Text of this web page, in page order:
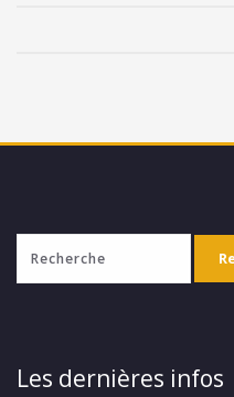
Les dernières infos